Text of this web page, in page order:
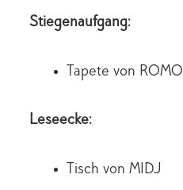
Stiegenaufgang:
Tapete von ROMO
Leseecke:
Tisch von MIDJ